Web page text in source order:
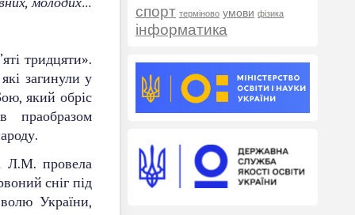
тридцяти».
загинули у
який обріс
праобразом
Л.М. провела
сніг під
України,
спорт терміново умови фізика
інформатика